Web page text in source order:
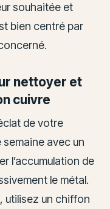
souhaitée et
bien centré par
nettoyer et
cuivre
de votre
avec un
l’accumulation de
le métal.
utilisez un chiffon